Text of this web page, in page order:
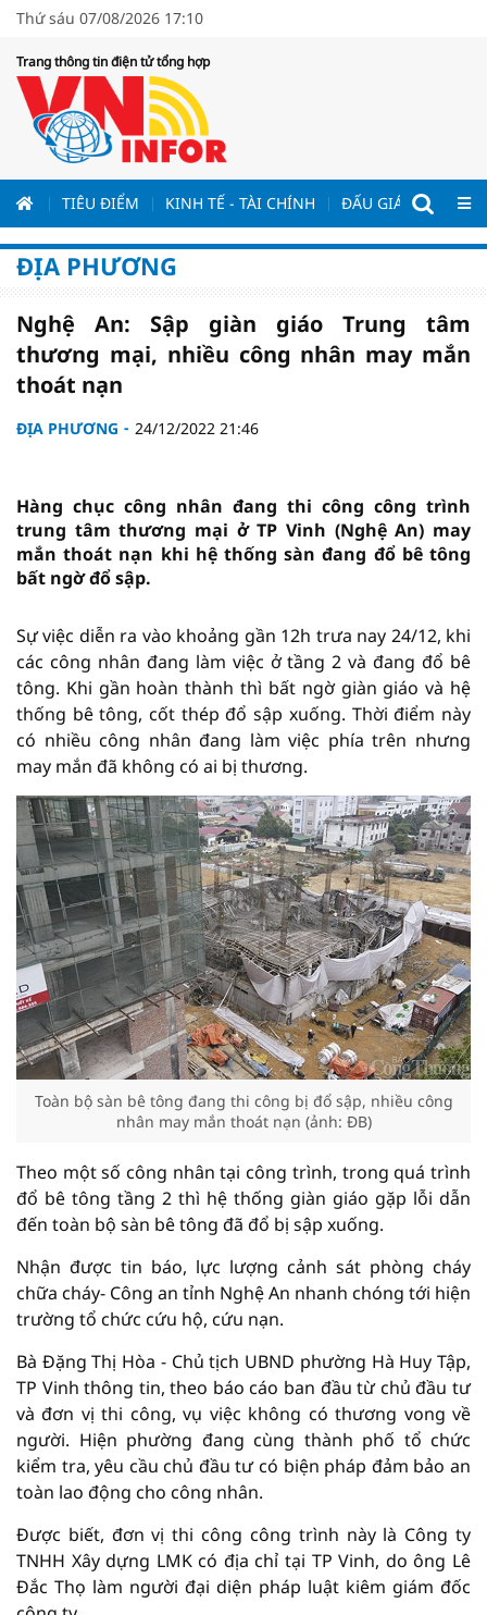
Thứ sáu 07/08/2026 17:10
Trang thông tin điện tử tổng hợp
TIÊU ĐIỂM KINH TẾ - TÀI CHÍNH ĐẤU GIÁ - ĐẤU
ĐỊA PHƯƠNG
Nghệ An: Sập giàn giáo Trung tâm
thương mại, nhiều công nhân may mắn
thoát nạn
ĐỊA PHƯƠNG 24/12/2022 21:46
Hàng chục công nhân đang thi công công trình
trung tâm thương mại ở TP Vinh (Nghệ An) may
mắn thoát nạn khi hệ thống sàn đang đổ bê tông
bất ngờ đổ sập.
Sự việc diễn ra vào khoảng gần 12h trưa nay 24/12, khi
các công nhân đang làm việc ở tầng 2 và đang đổ bê
tông. Khi gần hoàn thành thì bất ngờ giàn giáo và hệ
thống bê tông, cốt thép đổ sập xuống. Thời điểm này
có nhiều công nhân đang làm việc phía trên nhưng
may mắn đã không có ai bị thương.
Toàn bộ sàn bê tông đang thi công bị đổ sập, nhiều công
nhân may mắn thoát nạn (ảnh: ĐB)
Theo một số công nhân tại công trình, trong quá trình
đổ bê tông tầng 2 thì hệ thống giàn giáo gặp lỗi dẫn
đến toàn bộ sàn bê tông đã đổ bị sập xuống.
Nhận được tin báo, lực lượng cảnh sát phòng cháy
chữa cháy- Công an tỉnh Nghệ An nhanh chóng tới hiện
trường tổ chức cứu hộ, cứu nạn.
Bà Đặng Thị Hòa - Chủ tịch UBND phường Hà Huy Tập,
TP Vinh thông tin, theo báo cáo ban đầu từ chủ đầu tư
và đơn vị thi công, vụ việc không có thương vong về
người. Hiện phường đang cùng thành phố tổ chức
kiểm tra, yêu cầu chủ đầu tư có biện pháp đảm bảo an
toàn lao động cho công nhân.
Được biết, đơn vị thi công công trình này là Công ty
TNHH Xây dựng LMK có địa chỉ tại TP Vinh, do ông Lê
Đắc Thọ làm người đại diện pháp luật kiêm giám đốc